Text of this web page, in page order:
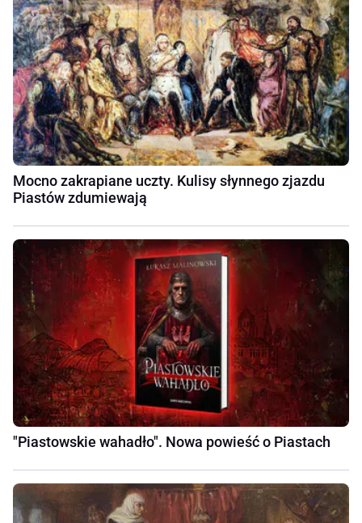
Mocno zakrapiane uczty. Kulisy słynnego zjazdu
Piastów zdumiewają
"Piastowskie wahadło". Nowa powieść o Piastach